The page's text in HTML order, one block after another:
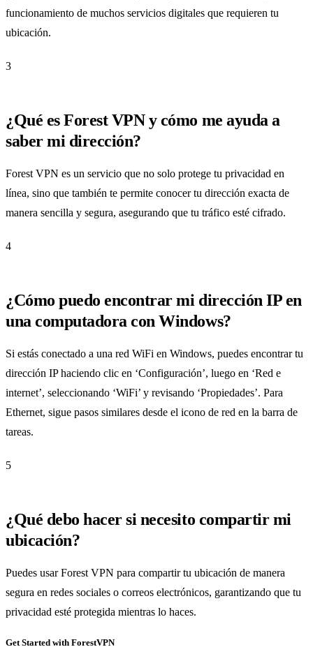
funcionamiento de muchos servicios digitales que requieren tu
ubicación.
3
¿Qué es Forest VPN y cómo me ayuda a
saber mi dirección?
Forest VPN es un servicio que no solo protege tu privacidad en
línea, sino que también te permite conocer tu dirección exacta de
manera sencilla y segura, asegurando que tu tráfico esté cifrado.
4
¿Cómo puedo encontrar mi dirección IP en
una computadora con Windows?
Si estás conectado a una red WiFi en Windows, puedes encontrar tu
dirección IP haciendo clic en ‘Configuración’, luego en ‘Red e
internet’, seleccionando ‘WiFi’ y revisando ‘Propiedades’. Para
Ethernet, sigue pasos similares desde el icono de red en la barra de
tareas.
5
¿Qué debo hacer si necesito compartir mi
ubicación?
Puedes usar Forest VPN para compartir tu ubicación de manera
segura en redes sociales o correos electrónicos, garantizando que tu
privacidad esté protegida mientras lo haces.
Get Started with ForestVPN